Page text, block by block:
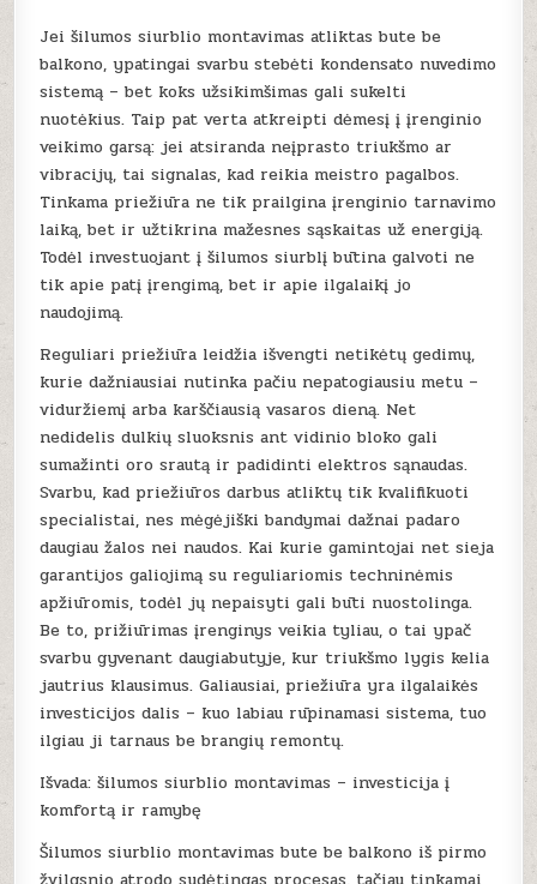
Jei šilumos siurblio montavimas atliktas bute be
balkono, ypatingai svarbu stebėti kondensato nuvedimo
sistemą – bet koks užsikimšimas gali sukelti
nuotėkius. Taip pat verta atkreipti dėmesį į įrenginio
veikimo garsą: jei atsiranda neįprasto triukšmo ar
vibracijų, tai signalas, kad reikia meistro pagalbos.
Tinkama priežiūra ne tik prailgina įrenginio tarnavimo
laiką, bet ir užtikrina mažesnes sąskaitas už energiją.
Todėl investuojant į šilumos siurblį būtina galvoti ne
tik apie patį įrengimą, bet ir apie ilgalaikį jo
naudojimą.
Reguliari priežiūra leidžia išvengti netikėtų gedimų,
kurie dažniausiai nutinka pačiu nepatogiausiu metu –
viduržiemį arba karščiausią vasaros dieną. Net
nedidelis dulkių sluoksnis ant vidinio bloko gali
sumažinti oro srautą ir padidinti elektros sąnaudas.
Svarbu, kad priežiūros darbus atliktų tik kvalifikuoti
specialistai, nes mėgėjiški bandymai dažnai padaro
daugiau žalos nei naudos. Kai kurie gamintojai net sieja
garantijos galiojimą su reguliariomis techninėmis
apžiūromis, todėl jų nepaisyti gali būti nuostolinga.
Be to, prižiūrimas įrenginys veikia tyliau, o tai ypač
svarbu gyvenant daugiabutyje, kur triukšmo lygis kelia
jautrius klausimus. Galiausiai, priežiūra yra ilgalaikės
investicijos dalis – kuo labiau rūpinamasi sistema, tuo
ilgiau ji tarnaus be brangių remontų.
Išvada: šilumos siurblio montavimas – investicija į
komfortą ir ramybę
Šilumos siurblio montavimas bute be balkono iš pirmo